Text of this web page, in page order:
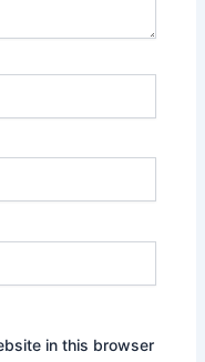
in this browser